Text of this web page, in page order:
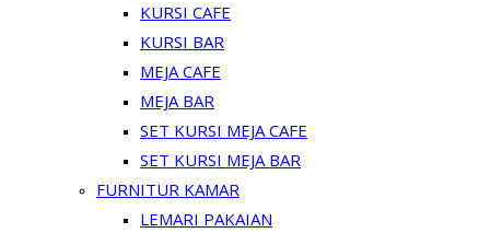
KURSI CAFE
KURSI BAR
MEJA CAFE
MEJA BAR
SET KURSI MEJA CAFE
SET KURSI MEJA BAR
FURNITUR KAMAR
LEMARI PAKAIAN